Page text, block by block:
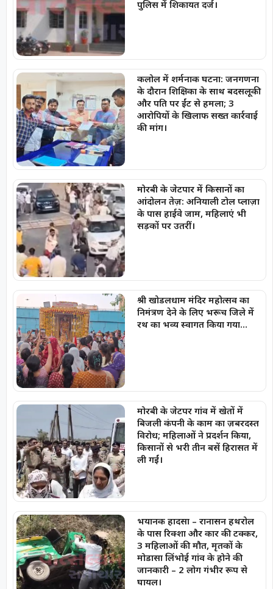
पुलिस में शिकायत दर्ज।
कलोल में शर्मनाक घटना: जनगणना
के दौरान शिक्षिका के साथ बदसलूकी
और पति पर ईंट से हमला; 3
आरोपियों के खिलाफ सख्त कार्रवाई
की मांग।
मोरबी के जेटपार में किसानों का
आंदोलन तेज़: अनियाली टोल प्लाज़ा
के पास हाईवे जाम, महिलाएं भी
सड़कों पर उतरीं।
श्री खोडलधाम मंदिर महोत्सव का
निमंत्रण देने के लिए भरूच जिले में
रथ का भव्य स्वागत किया गया…
मोरबी के जेटपर गांव में खेतों में
बिजली कंपनी के काम का ज़बरदस्त
विरोध; महिलाओं ने प्रदर्शन किया,
किसानों से भरी तीन बसें हिरासत में
ली गईं।
भयानक हादसा – रानासन हथरोल
के पास रिक्शा और कार की टक्कर,
3 महिलाओं की मौत, मृतकों के
मोडासा लिंभोई गांव के होने की
जानकारी – 2 लोग गंभीर रूप से
घायल।